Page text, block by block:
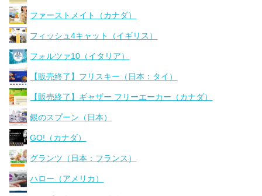
ファーストメイト（カナダ）
フィッシュ4キャット（イギリス）
フォルツァ10（イタリア）
【販売終了】フリスキー（日本：タイ）
【販売終了】ギャザー フリーエーカー（カナダ）
銀のスプーン（日本）
GO!（カナダ）
グランツ（日本：フランス）
ハロー（アメリカ）